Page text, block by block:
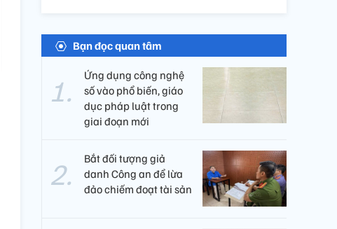
Bạn đọc quan tâm
Ứng dụng công nghệ
số vào phổ biến, giáo
dục pháp luật trong
giai đoạn mới
Bắt đối tượng giả
danh Công an để lừa
đảo chiếm đoạt tài sản